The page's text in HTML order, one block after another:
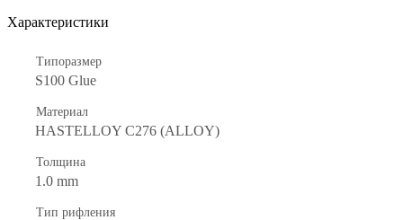
Характеристики
Типоразмер
S100 Glue
Материал
HASTELLOY C276 (ALLOY)
Толщина
1.0 mm
Тип рифления